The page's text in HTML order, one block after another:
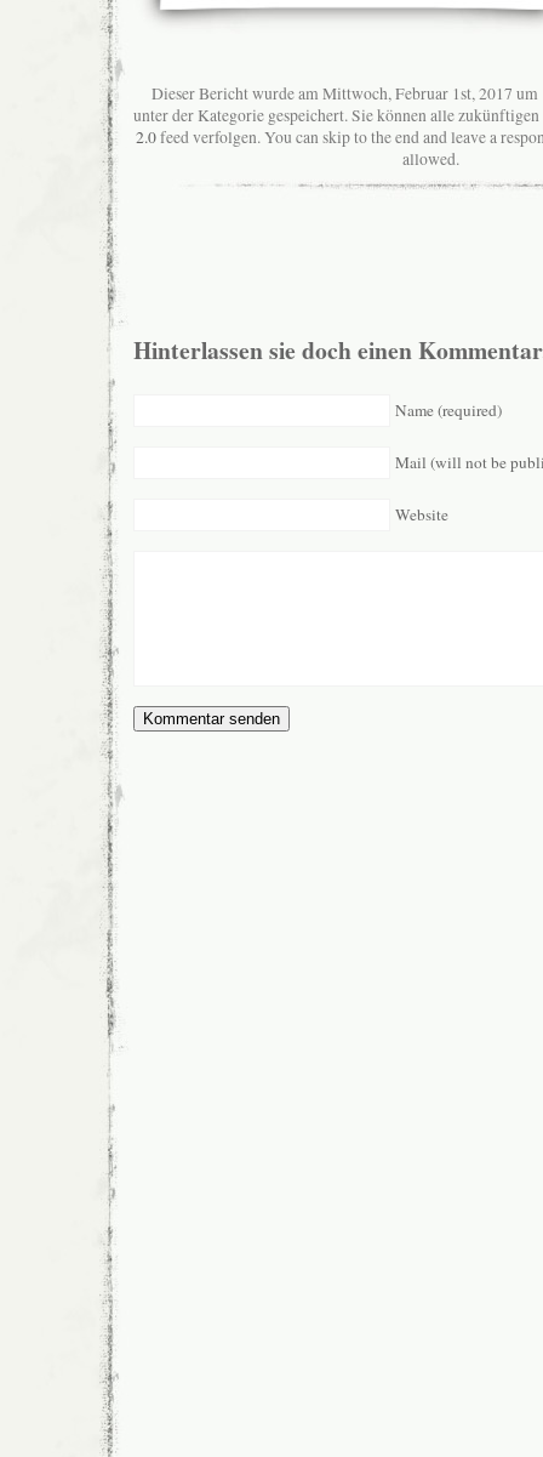
Dieser Bericht wurde am Mittwoch, Februar 1st, 2017 um
unter der Kategorie gespeichert. Sie können alle
2.0feed verfolgen. You can skip to the end and leave a
allowed.
Hinterlassen sie doch einen
Name (required)
Mail (will not be
Website